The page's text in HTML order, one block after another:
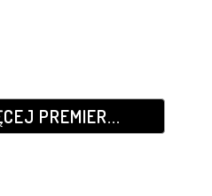
PREMIER...